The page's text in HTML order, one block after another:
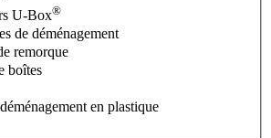
U-Box®
de déménagement
remorque
boîtes
en plastique